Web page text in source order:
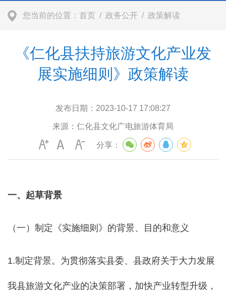
您当前的位置： 首页 / 政务公开 / 政策解读
《仁化县扶持旅游文化产业发
展实施细则》政策解读
发布日期： 2023-10-17 17:08:27
来源： 仁化县文化广电旅游体育局
分享：
一、 起草背景
（一）制定《实施细则》的背景、目的和意义
1.制定背景。为贯彻落实县委、县政府关于大力发展
我县旅游文化产业的决策部署，加快产业转型升级，